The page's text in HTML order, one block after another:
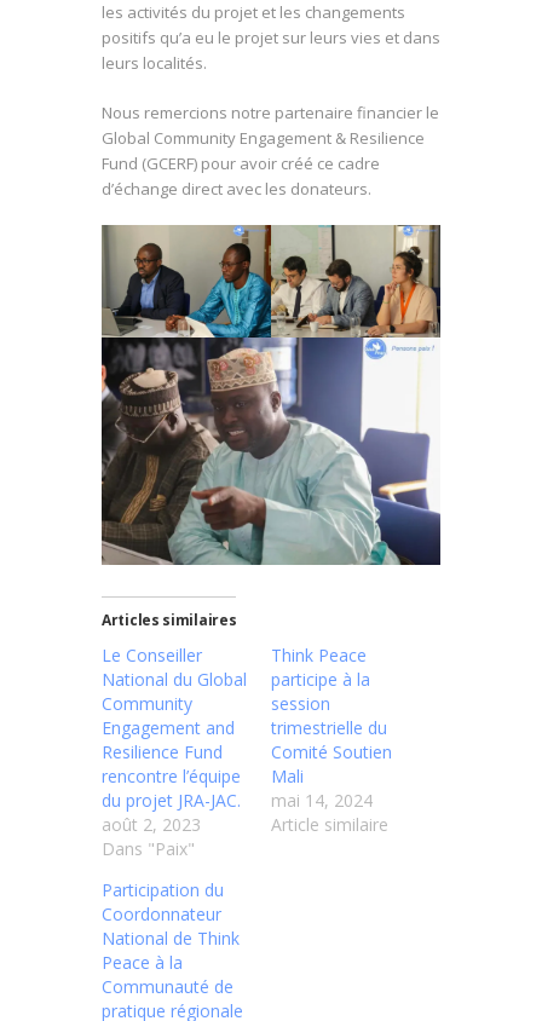
les activités du projet et les changements
positifs qu’a eu le projet sur leurs vies et dans
leurs localités.
Nous remercions notre partenaire financier le
Global Community Engagement & Resilience
Fund (GCERF) pour avoir créé ce cadre
d’échange direct avec les donateurs.
Articles similaires
Le Conseiller
National du Global
Community
Engagement and
Resilience Fund
rencontre l’équipe
du projet JRA-JAC.
août 2, 2023
Dans "Paix"
Think Peace
participe à la
session
trimestrielle du
Comité Soutien
Mali
mai 14, 2024
Article similaire
Participation du
Coordonnateur
National de Think
Peace à la
Communauté de
pratique régionale